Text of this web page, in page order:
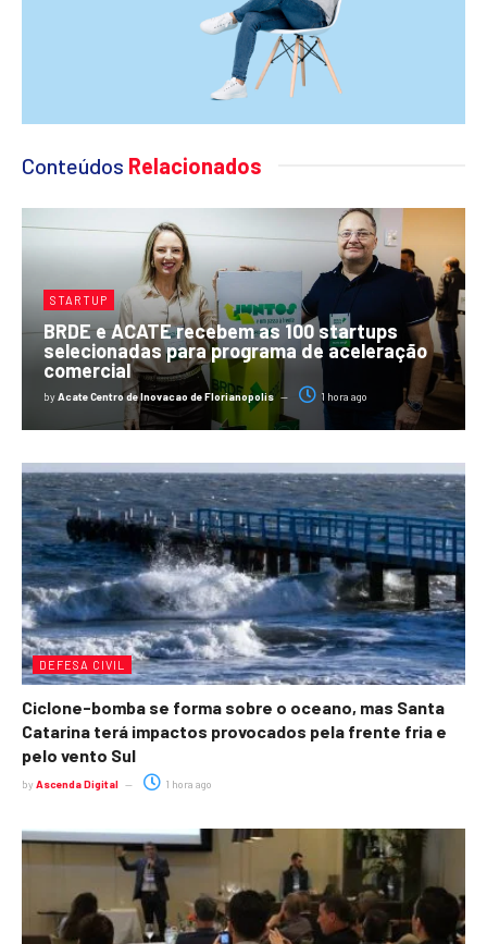
Conteúdos Relacionados
STARTUP
BRDE e ACATE recebem as 100 startups
selecionadas para programa de aceleração
comercial
byAcate Centro de Inovacao de Florianopolis 1 hora ago
DEFESA CIVIL
Ciclone-bomba se forma sobre o oceano, mas Santa
Catarina terá impactos provocados pela frente fria e
pelo vento Sul
by Ascenda Digital 1 hora ago